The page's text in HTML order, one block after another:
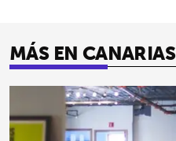
MÁS EN CANARIAS